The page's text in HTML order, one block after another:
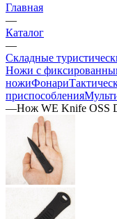
Главная
—
Каталог
—
Складные
Ножи с
ножиФонари
приспособления
—Нож WE Knife OSS